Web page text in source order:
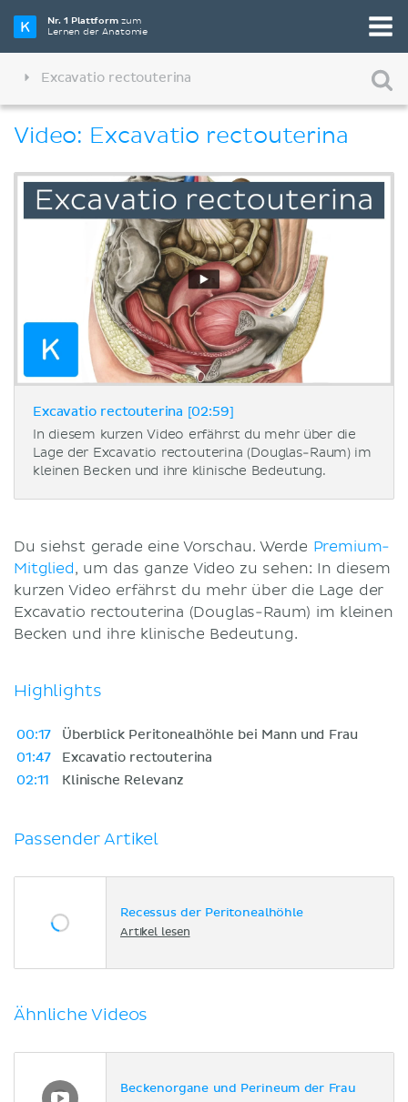
Nr. 1 Plattformzum
Lernen der Anatomie
Excavatio rectouterina
Video: Excavatio rectouterina
Excavatio rectouterina [02:59]
In diesem kurzen Video erfährst du mehr über die
Lage der Excavatio rectouterina (Douglas-Raum) im
kleinen Becken und ihre klinische Bedeutung.
Du siehst gerade eine Vorschau. Werde Premium-
Mitglied, um das ganze Video zu sehen: In diesem
kurzen Video erfährst du mehr über die Lage der
Excavatio rectouterina (Douglas-Raum) im kleinen
Becken und ihre klinische Bedeutung.
Highlights
00:17
Überblick Peritonealhöhle bei Mann und Frau
01:47
Excavatio rectouterina
02:11
Klinische Relevanz
Passender Artikel
Recessus der Peritonealhöhle
Artikel lesen
Ähnliche Videos
Beckenorgane und Perineum der Frau